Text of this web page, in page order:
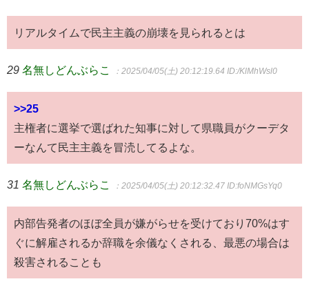
リアルタイムで民主主義の崩壊を見られるとは
29 名無しどんぶらこ ：2025/04/05(土) 20:12:19.64 ID:/KlMhWsl0
>>25
主権者に選挙で選ばれた知事に対して県職員がクーデタ
ーなんて民主主義を冒涜してるよな。
31 名無しどんぶらこ ：2025/04/05(土) 20:12:32.47 ID:foNMGsYq0
内部告発者のほぼ全員が嫌がらせを受けており70%はす
ぐに解雇されるか辞職を余儀なくされる、最悪の場合は
殺害されることも